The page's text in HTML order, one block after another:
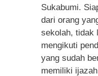
Sukabumi.
dari orang
sekolah, tidak
mengikuti
yang sudah
memiliki